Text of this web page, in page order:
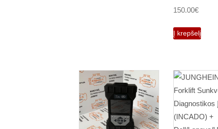
150.00€
Į krepšelį